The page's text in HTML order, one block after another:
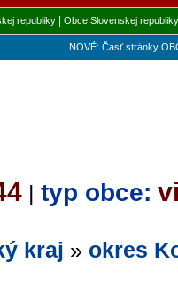
republiky| Obce Slovenskej republiky
NOVÉ: Časť stránky
| typ obce:
kraj » okres